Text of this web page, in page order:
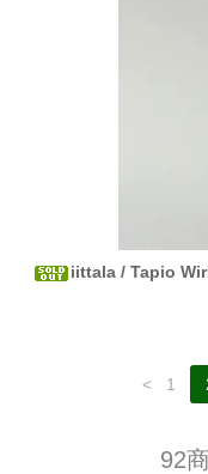
iittala / Tapio
< 1
92